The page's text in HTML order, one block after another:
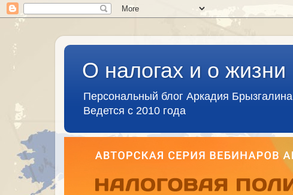
О налогах и о жизни
Персональный блог Аркадия Брызгалина
Ведется с 2010 года